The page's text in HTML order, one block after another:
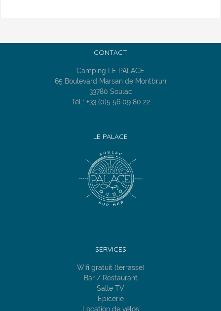
CONTACT
Camping LE PALACE
65 Boulevard Marsan de Montbrun
33780 Soulac
Tél : +33 (0)5 56 09 80 22
LE PALACE
SERVICES
Wifi gratuit (terrasse)
Bar / Restaurant
Salle TV
Epicerie
Location de vélos